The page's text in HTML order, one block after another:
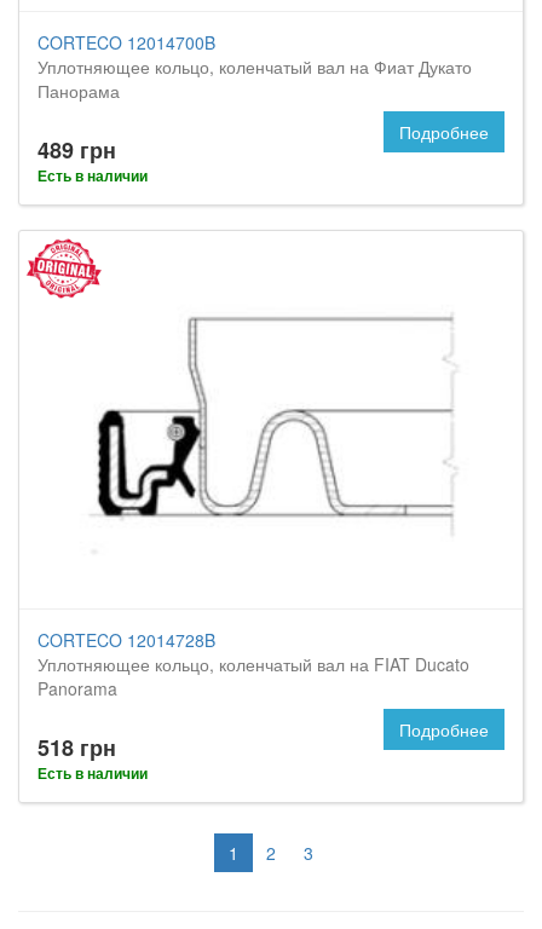
CORTECO 12014700B
Уплотняющее кольцо, коленчатый вал на Фиат Дукато
Панорама
489 грн
Есть в наличии
Подробнее
CORTECO 12014728B
Уплотняющее кольцо, коленчатый вал на FIAT Ducato
Panorama
518 грн
Есть в наличии
Подробнее
1 2 3